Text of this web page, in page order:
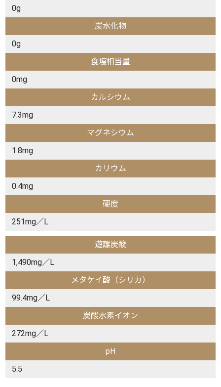
0g
炭水化物
0g
食塩相当量
0mg
カルシウム
7.3mg
マグネシウム
1.8mg
カリウム
0.4mg
硬度
251mg／L
遊離炭酸
1,490mg／L
メタケイ酸（シリカ）
99.4mg／L
炭酸水素イオン
272mg／L
pH
5.5